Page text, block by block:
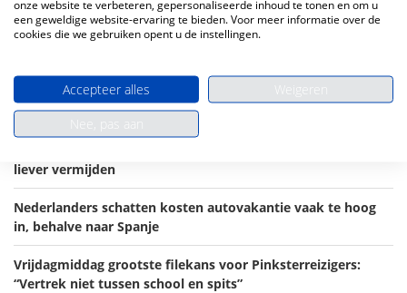
Ruim 8 euro voor 25 kilometer: dit zijn de duurste tolwegen
Eten bestellen of inchecken in het hotel: in deze talen
redden Nederlanders zich op vakantie
liever vermijden
Nederlanders schatten kosten autovakantie vaak te hoog
in, behalve naar Spanje
Vrijdagmiddag grootste filekans voor Pinksterreizigers:
“Vertrek niet tussen school en spits”
onze website te verbeteren, gepersonaliseerde inhoud te tonen en om u
een geweldige website-ervaring te bieden. Voor meer informatie over de
cookies die we gebruiken opent u de instellingen.
Accepteer alles
Nee, pas aan